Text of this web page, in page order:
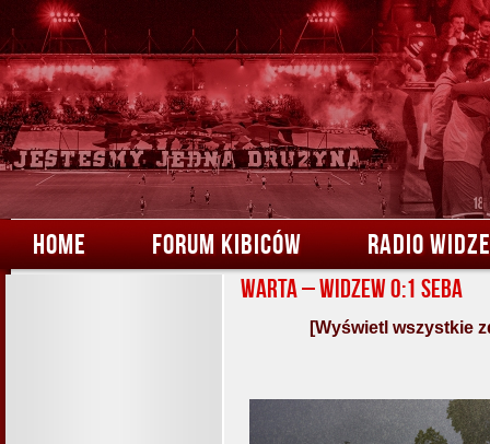
HOME FORUM KIBICÓW RADIO
Warta – Widzew 0:1 Seba
[Wyświetl wszystkie